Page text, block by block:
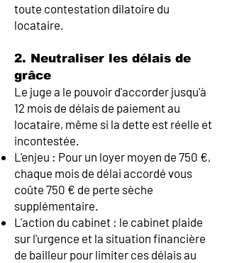
toute contestation dilatoire du
locataire.
2. Neutraliser les délais de
grâce
Le juge a le pouvoir d'accorder jusqu'à
12 mois de délais de paiement au
locataire, même si la dette est réelle et
incontestée.
L'enjeu : Pour un loyer moyen de 750 €,
chaque mois de délai accordé vous
coûte 750 € de perte sèche
supplémentaire.
L'action du cabinet : le cabinet plaide
sur l'urgence et la situation financière
de bailleur pour limiter ces délais au